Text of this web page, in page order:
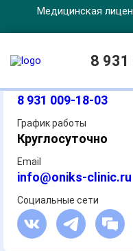
Медицинская
8
8 931 009-18-03
График работы
Круглосуточно
Email
info@oniks-clinic.ru
Социальные сети